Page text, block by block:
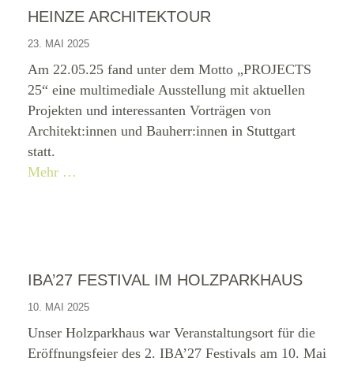
HEINZE ARCHITEKTOUR
23. MAI 2025
Am 22.05.25 fand unter dem Motto „PROJECTS
25“ eine multimediale Ausstellung mit aktuellen
Projekten und interessanten Vorträgen von
Architekt:innen und Bauherr:innen in Stuttgart
statt.
Mehr …
IBA’27 FESTIVAL IM HOLZPARKHAUS
10. MAI 2025
Unser Holzparkhaus war Veranstaltungsort für die
Eröffnungsfeier des 2. IBA’27 Festivals am 10. Mai